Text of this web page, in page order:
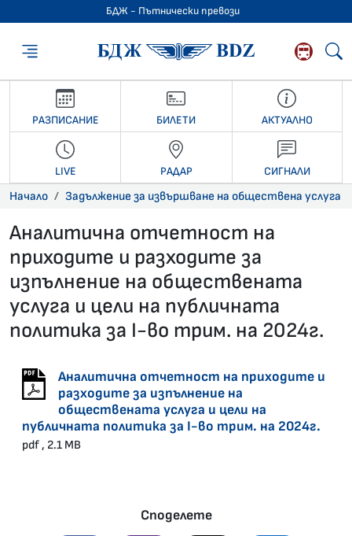
БДЖ - Пътнически превози
БДЖ -
РАЗПИСАНИЕ БИЛЕТИ АКТУАЛНО
LIVE РАДАР СИГНАЛИ
Начало Задължение за извършване на обществена услуга
Аналитична отчетност на
приходите и разходите за
изпълнение на обществената
услуга и цели на публичната
политика за I-во трим. на 2024г.
Аналитична отчетност на приходите и
разходите за изпълнение на
обществената услуга и цели на
публичната политика за I-во трим. на 2024г.
pdf , 2.1 MB
Споделете